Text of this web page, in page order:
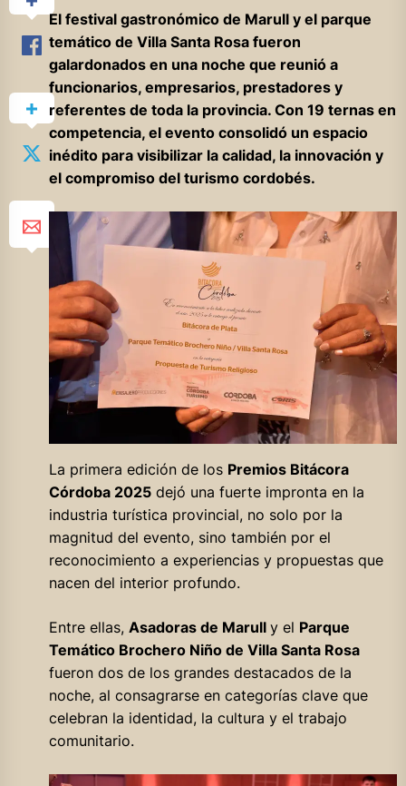
El festival gastronómico de Marull y el parque
temático de Villa Santa Rosa fueron
galardonados en una noche que reunió a
funcionarios, empresarios, prestadores y
referentes de toda la provincia. Con 19 ternas en
competencia, el evento consolidó un espacio
inédito para visibilizar la calidad, la innovación y
el compromiso del turismo cordobés.
La primera edición de los Premios Bitácora
Córdoba 2025dejó una fuerte impronta en la
industria turística provincial, no solo por la
magnitud del evento, sino también por el
reconocimiento a experiencias y propuestas que
nacen del interior profundo.
Entre ellas, Asadoras de Marull y el Parque
Temático Brochero Niño de Villa Santa Rosa
fueron dos de los grandes destacados de la
noche, al consagrarse en categorías clave que
celebran la identidad, la cultura y el trabajo
comunitario.